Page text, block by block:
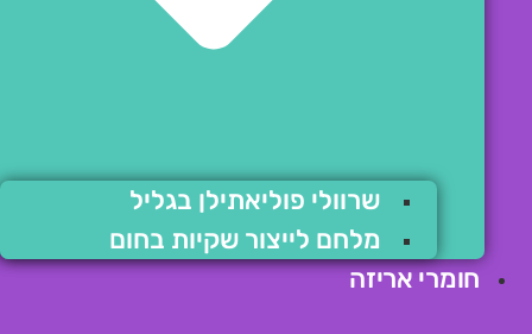
שרוולי פוליאתילן בגליל
מלחם לייצור שקיות בחום
חומרי אריזה